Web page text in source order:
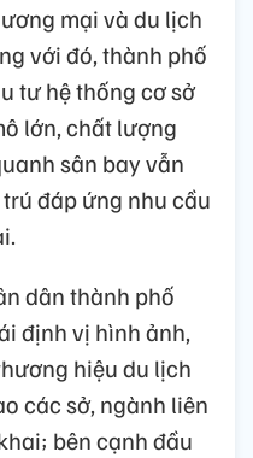
mại và du lịch
với đó, thành phố
tư hệ thống cơ sở
lớn, chất lượng
sân bay vẫn
đáp ứng nhu cầu
dân thành phố
định vị hình ảnh,
hiệu du lịch
các sở, ngành liên
bên cạnh đầu